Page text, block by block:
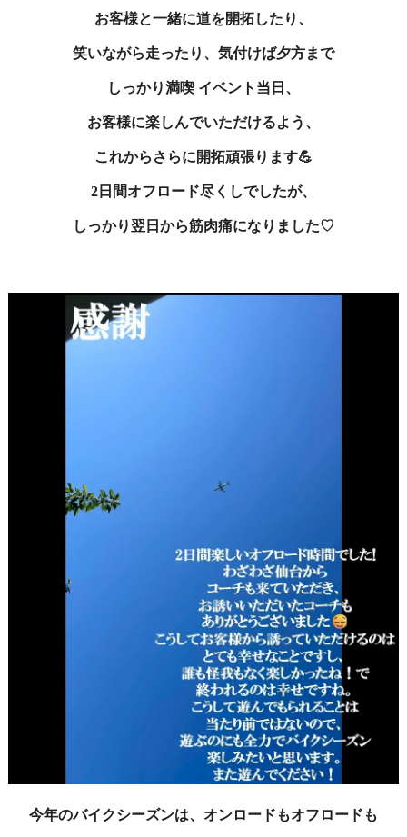
お客様と一緒に道を開拓したり、
笑いながら走ったり、気付けば夕方まで
しっかり満喫 イベント当日、
お客様に楽しんでいただけるよう、
これからさらに開拓頑張ります💪
2日間オフロード尽くしでしたが、
しっかり翌日から筋肉痛になりました♡
今年のバイクシーズンは、オンロードもオフロードも